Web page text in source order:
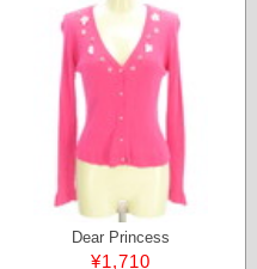
Dear Princess
¥1,710